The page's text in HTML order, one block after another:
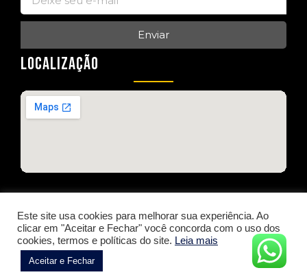
Enviar
LOCALIZAÇÃO
Copyright © 2025. Todos os direitos reservados.
Este site usa cookies para melhorar sua experiência. Ao
clicar em "Aceitar e Fechar" você concorda com o uso dos
cookies, termos e políticas do site. Leia mais
Aceitar e Fechar